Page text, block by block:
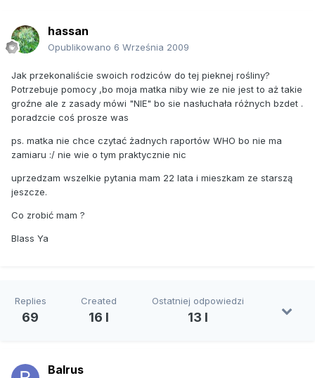
hassan
Opublikowano 6 Września 2009
Jak przekonaliście swoich rodziców do tej pieknej rośliny?
Potrzebuje pomocy ,bo moja matka niby wie ze nie jest to aż takie
groźne ale z zasady mówi "NIE" bo sie nasłuchała różnych bzdet .
poradzcie coś prosze was
ps. matka nie chce czytać żadnych raportów WHO bo nie ma
zamiaru :/ nie wie o tym praktycznie nic
uprzedzam wszelkie pytania mam 22 lata i mieszkam ze starszą
jeszcze.
Co zrobić mam ?
Blass Ya
Replies
69
Created
16 l
Ostatniej odpowiedzi
13 l
Balrus